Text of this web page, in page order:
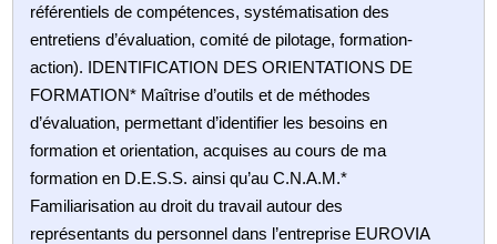
référentiels de compétences, systématisation des
entretiens d’évaluation, comité de pilotage, formation-
action). IDENTIFICATION DES ORIENTATIONS DE
FORMATION* Maîtrise d’outils et de méthodes
d’évaluation, permettant d’identifier les besoins en
formation et orientation, acquises au cours de ma
formation en D.E.S.S. ainsi qu’au C.N.A.M.*
Familiarisation au droit du travail autour des
représentants du personnel dans l’entreprise EUROVIA